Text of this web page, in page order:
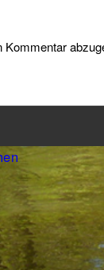
Kommentar